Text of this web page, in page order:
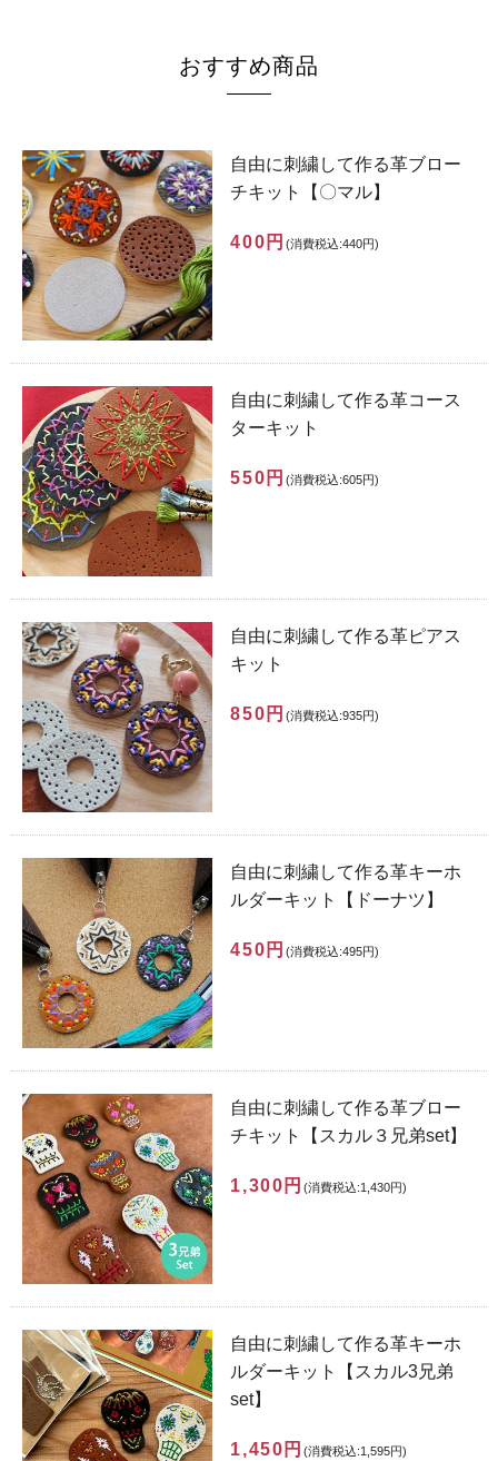
おすすめ商品
自由に刺繍して作る革ブロー
チキット【〇マル】
400円 (消費税込:440円)
自由に刺繍して作る革コース
ターキット
550円 (消費税込:605円)
自由に刺繍して作る革ピアス
キット
850円 (消費税込:935円)
自由に刺繍して作る革キーホ
ルダーキット【ドーナツ】
450円 (消費税込:495円)
自由に刺繍して作る革ブロー
チキット【スカル３兄弟set】
1,300円 (消費税込:1,430円)
自由に刺繍して作る革キーホ
ルダーキット【スカル3兄弟
set】
1,450円 (消費税込:1,595円)